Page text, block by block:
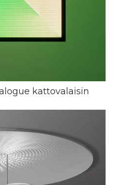
kattovalaisin